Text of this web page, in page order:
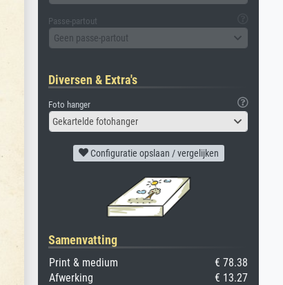
Passe-partout
Geen passe-partout
Diversen & Extra's
Foto hanger
Gekartelde fotohanger
Configuratie opslaan / vergelijken
Samenvatting
Print & medium
€ 78.38
Afwerking
€ 13.27